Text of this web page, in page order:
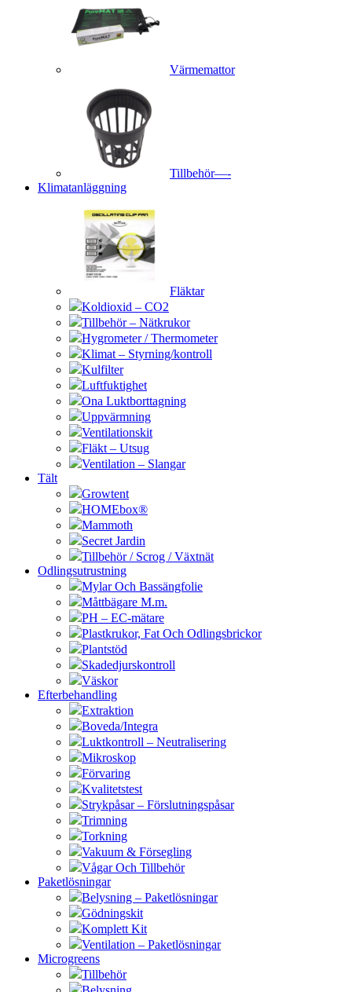
Värmemattor
Tillbehör—-
Klimatanläggning
Fläktar
Koldioxid – CO2
Tillbehör – Nätkrukor
Hygrometer / Thermometer
Klimat – Styrning/kontroll
Kulfilter
Luftfuktighet
Ona Luktborttagning
Uppvärmning
Ventilationskit
Fläkt – Utsug
Ventilation – Slangar
Tält
Growtent
HOMEbox®
Mammoth
Secret Jardin
Tillbehör / Scrog / Växtnät
Odlingsutrustning
Mylar Och Bassängfolie
Måttbägare M.m.
PH – EC-mätare
Plastkrukor, Fat Och Odlingsbrickor
Plantstöd
Skadedjurskontroll
Väskor
Efterbehandling
Extraktion
Boveda/Integra
Luktkontroll – Neutralisering
Mikroskop
Förvaring
Kvalitetstest
Strykpåsar – Förslutningspåsar
Trimning
Torkning
Vakuum & Försegling
Vågar Och Tillbehör
Paketlösningar
Belysning – Paketlösningar
Gödningskit
Komplett Kit
Ventilation – Paketlösningar
Microgreens
Tillbehör